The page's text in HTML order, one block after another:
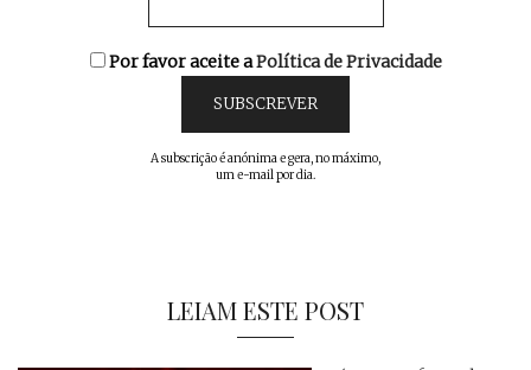
Por favor aceite aPolítica de Privacidade
A subscrição é anónima e gera, no máximo,
um e-mail por dia.
LEIAM ESTE POST